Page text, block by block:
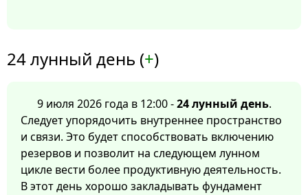
24 лунный день (+)
9 июля 2026 года в 12:00 -24 лунный день.
Следует упорядочить внутреннее пространство
и связи. Это будет способствовать включению
резервов и позволит на следующем лунном
цикле вести более продуктивную деятельность.
В этот день хорошо закладывать фундамент